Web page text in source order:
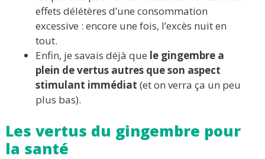
effets délétères d’une consommation
excessive : encore une fois, l’excès nuit en
tout.
Enfin, je savais déjà que le gingembre a
plein de vertus autres que son aspect
stimulant immédiat (et on verra ça un peu
plus bas).
Les vertus du gingembre pour
la santé